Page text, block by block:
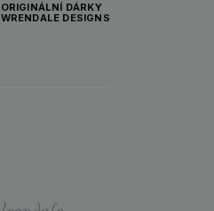
ORIGINÁLNÍ DÁRKY
WRENDALE DESIGNS